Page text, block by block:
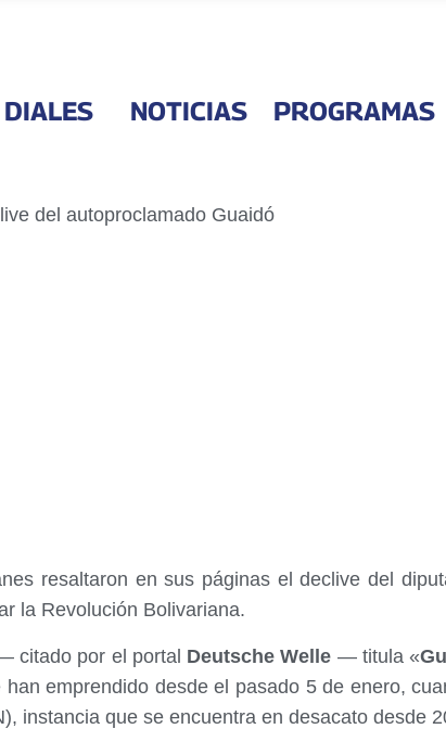
DIALES NOTICIAS PROGRAMAS
resaltaron en sus páginas el declive del
la Revolución Bolivariana.
citado por el portal Deutsche Welle — titula «
emprendido desde el pasado 5 de enero,
instancia que se encuentra en desacato desde